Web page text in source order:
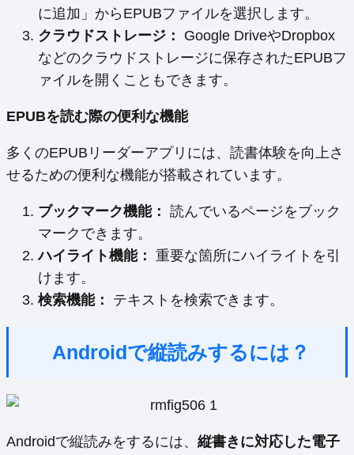
に追加」からEPUBファイルを選択します。
クラウドストレージ：
Google DriveやDropbox
などのクラウドストレージに保存されたEPUBフ
ァイルを開くこともできます。
EPUBを読む際の便利な機能
多くのEPUBリーダーアプリには、読書体験を向上さ
せるための便利な機能が搭載されています。
ブックマーク機能： 読んでいるページをブック
マークできます。
ハイライト機能： 重要な箇所にハイライトを引
けます。
検索機能：
テキストを検索できます。
Androidで縦読みするには？
Androidで縦読みをするには、 縦書きに対応した電子